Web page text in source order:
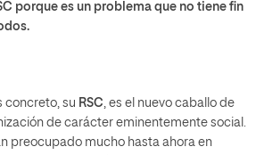
porque es un problema que no tiene fin
concreto, su RSC, es el nuevo caballo de
de carácter eminentemente social.
preocupado mucho hasta ahora en